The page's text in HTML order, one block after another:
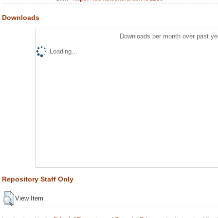
Downloads
Downloads per month over past
Loading...
Repository Staff Only
View Item